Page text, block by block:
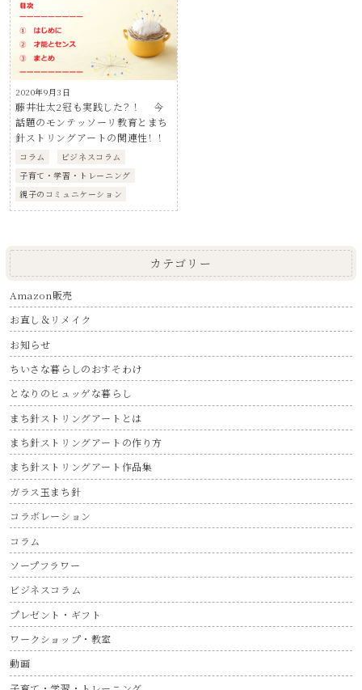
2020年9月3日
藤井壮太2冠も実践した？！ 今
話題のモンテッソーリ教育とまち
針ストリングアートの関連性！！
コラム
ビジネスコラム
子育て・学習・トレーニング
親子のコミュニケーション
カテゴリー
Amazon販売
お直し＆リメイク
お知らせ
ちいさな暮らしのおすそわけ
となりのヒュッゲな暮らし
まち針ストリングアートとは
まち針ストリングアートの作り方
まち針ストリングアート作品集
ガラス玉まち針
コラボレーション
コラム
ソープフラワー
ビジネスコラム
プレゼント・ギフト
ワークショップ・教室
動画